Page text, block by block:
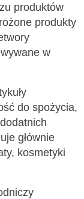
produktów
produkty
w
do spożycia,
głównie
kosmetyki